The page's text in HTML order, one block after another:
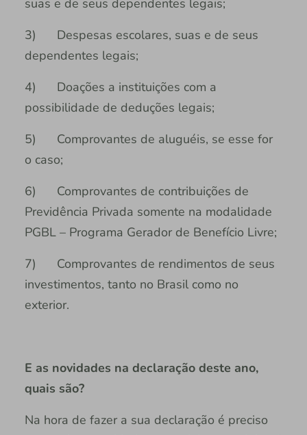
suas e de seus dependentes legais;
3) Despesas escolares, suas e de seus
dependentes legais;
4) Doações a instituições com a
possibilidade de deduções legais;
5) Comprovantes de aluguéis, se esse for
o caso;
6) Comprovantes de contribuições de
Previdência Privada somente na modalidade
PGBL – Programa Gerador de Benefício Livre;
7) Comprovantes de rendimentos de seus
investimentos, tanto no Brasil como no
exterior.
E as novidades na declaração deste ano,
quais são?
Na hora de fazer a sua declaração é preciso